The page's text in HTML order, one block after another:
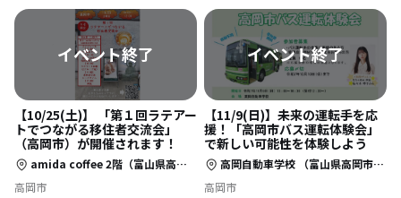
【10/25(土)】 「第１回ラテアー
トでつながる移住者交流会」
（高岡市）が開催されます！
amida coffee 2階（富山県高岡市定塚町１２３８）
高岡市
【11/9(日)】未来の運転手を応
援！「高岡市バス運転体験会」
で新しい可能性を体験しよう
高岡自動車学校 （富山県高岡市蓮花寺735） ※近隣の迷惑になりますので、参加者以外のご来場はお控えください。
高岡市